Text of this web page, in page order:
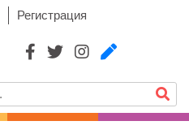
Регистрация